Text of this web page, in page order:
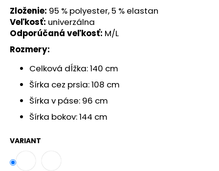
Zloženie: 95 % polyester, 5 % elastan
Veľkosť: univerzálna
Odporúčaná veľkosť: M/L
Rozmery:
Celková dĺžka: 140 cm
Šírka cez prsia: 108 cm
Šírka v páse: 96 cm
Šírka bokov: 144 cm
VARIANT
o
r
ú
č
a
TRBLIETAVÉ
KRÁTKE
ŠATY
S
NARIASENÍM
€24,90